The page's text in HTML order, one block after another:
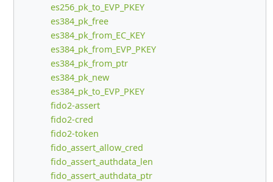
es256_pk_to_EVP_PKEY
es384_pk_free
es384_pk_from_EC_KEY
es384_pk_from_EVP_PKEY
es384_pk_from_ptr
es384_pk_new
es384_pk_to_EVP_PKEY
fido2-assert
fido2-cred
fido2-token
fido_assert_allow_cred
fido_assert_authdata_len
fido_assert_authdata_ptr